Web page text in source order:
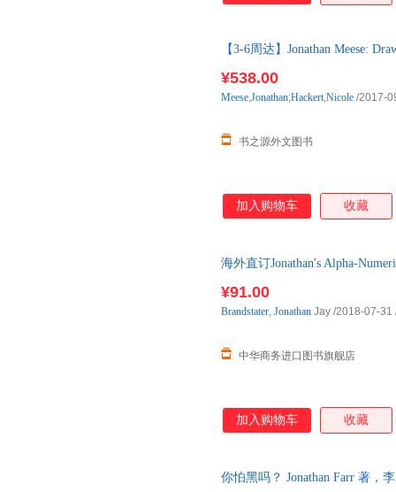
【3-6周达】Jonathan Meese:
¥538.00
书之源外文图书
Meese,Jonathan;Hackert,Nicole /2017-
加入购物车 收藏
海外直订Jonathan's Alpha-
¥91.00
中华商务进口图书旗舰店
Brandstater, Jonathan Jay /2018-07-31
加入购物车 收藏
你怕黑吗？ Jonathan Farr 著，